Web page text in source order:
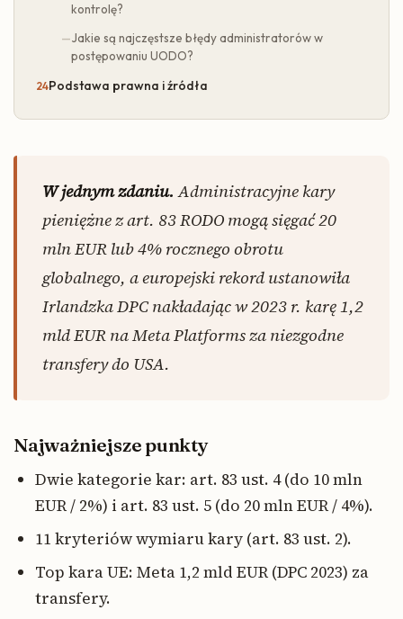
kontrolę?
Jakie są najczęstsze błędy administratorów w
postępowaniu UODO?
Podstawa prawna i źródła
W jednym zdaniu. Administracyjne kary
pieniężne z art. 83 RODO mogą sięgać 20
mln EUR lub 4% rocznego obrotu
globalnego, a europejski rekord ustanowiła
Irlandzka DPC nakładając w 2023 r. karę 1,2
mld EUR na Meta Platforms za niezgodne
transfery do USA.
Najważniejsze punkty
Dwie kategorie kar: art. 83 ust. 4 (do 10 mln
EUR / 2%) i art. 83 ust. 5 (do 20 mln EUR / 4%).
11 kryteriów wymiaru kary (art. 83 ust. 2).
Top kara UE: Meta 1,2 mld EUR (DPC 2023) za
transfery.